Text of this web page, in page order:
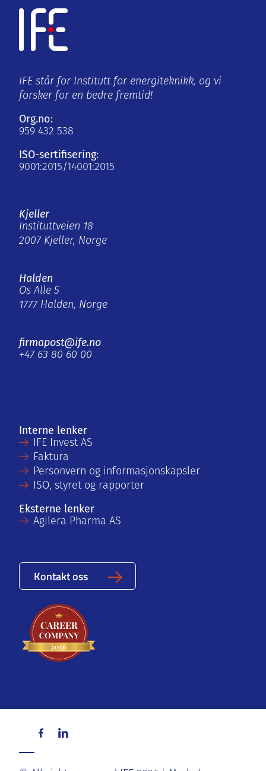
IFE står for Institutt for energiteknikk, og vi
forsker for en bedre fremtid!
Org.no:
959 432 538
ISO-sertifisering:
9001:2015/14001:2015
Kjeller
Instituttveien 18
2007 Kjeller, Norge
Halden
Os Alle 5
1777 Halden, Norge
firmapost@ife.no
+47 63 80 60 00
Interne lenker
IFE Invest AS
Faktura
Personvern og informasjonskapsler
ISO, styret og rapporter
Eksterne lenker
Agilera Pharma AS
Kontakt oss